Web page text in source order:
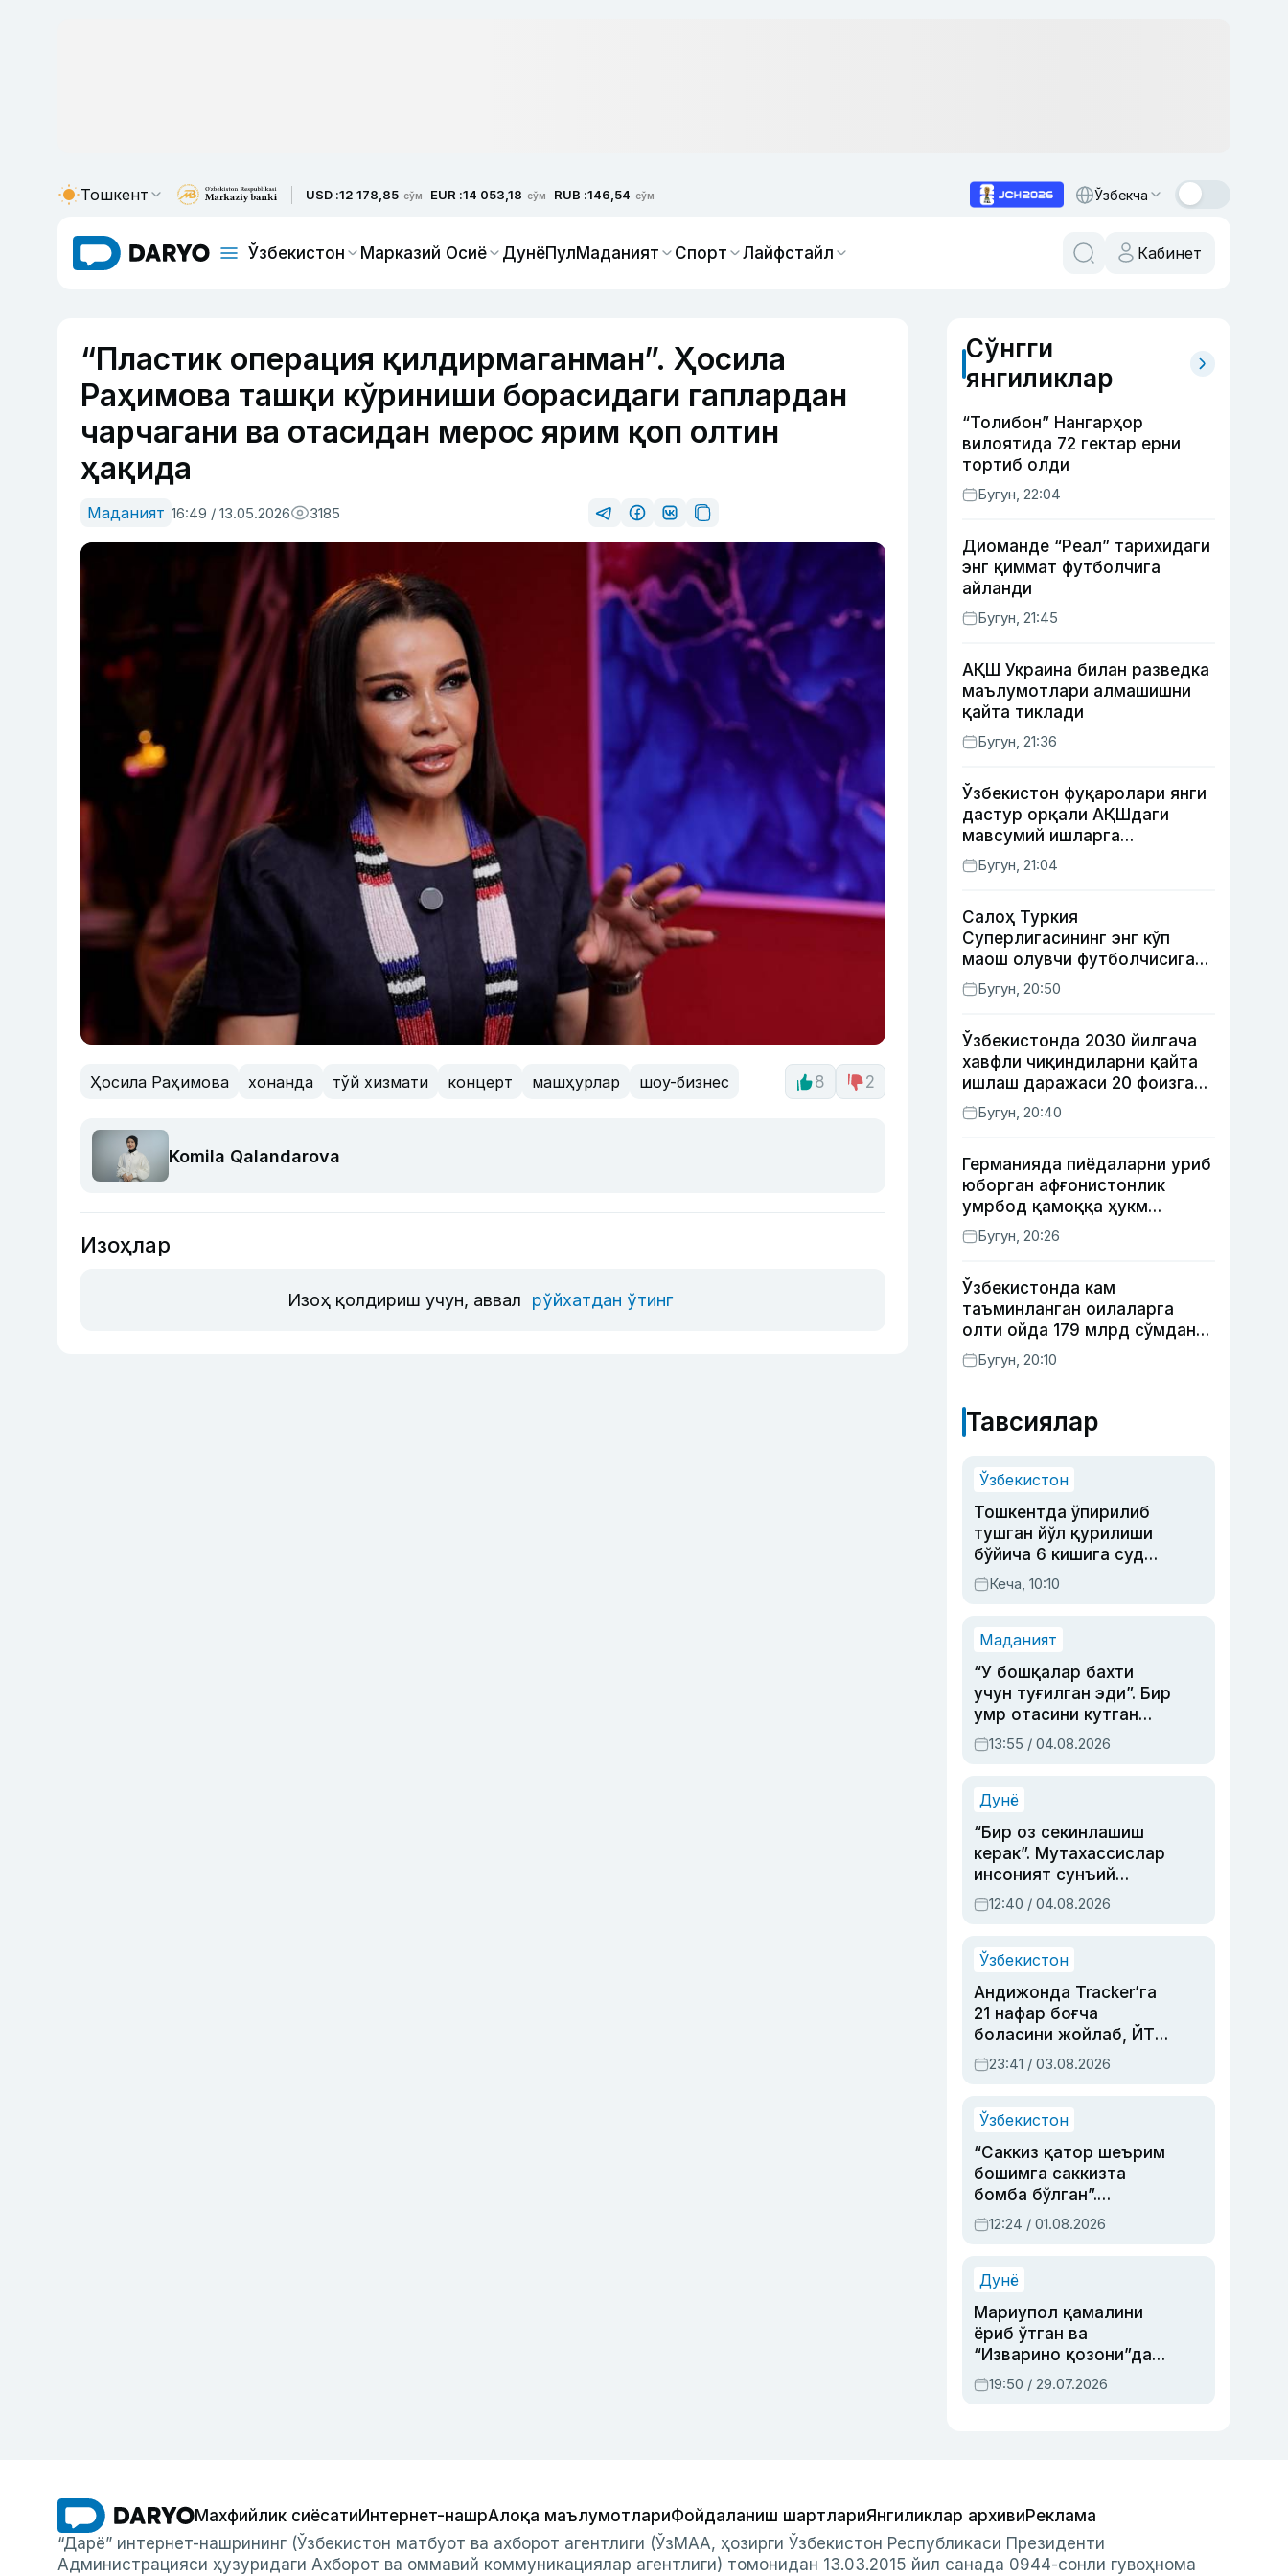
Тошкент USD :12 178,85 сўм EUR :14 053,18 сўм RUB :146,54 сўм Ўзбекча
Ўзбекистон Марказий Осиё ДунёПулМаданият Спорт Лайфстайл Кабинет
“Пластик операция қилдирмаганман”. Ҳосила
Раҳимова ташқи кўриниши борасидаги гаплардан
чарчагани ва отасидан мерос ярим қоп олтин
ҳақида
Маданият 16:49 / 13.05.2026 3185
Ҳосила Раҳимова хонанда тўй хизмати концерт машҳурлар шоу-бизнес 8 2
Komila Qalandarova
Изоҳлар
Изоҳ қолдириш учун, аввал рўйхатдан ўтинг
Сўнгги
янгиликлар
“Толибон” Нангарҳор
вилоятида 72 гектар ерни
тортиб олди
Бугун, 22:04
Диоманде “Реал” тарихидаги
энг қиммат футболчига
айланди
Бугун, 21:45
АҚШ Украина билан разведка
маълумотлари алмашишни
қайта тиклади
Бугун, 21:36
Ўзбекистон фуқаролари янги
дастур орқали АҚШдаги
мавсумий ишларга
тайёрланади ва
жойлаштирилади
Бугун, 21:04
Салоҳ Туркия
Суперлигасининг энг кўп
маош олувчи футболчисига
айланди
Бугун, 20:50
Ўзбекистонда 2030 йилгача
хавфли чиқиндиларни қайта
ишлаш даражаси 20 фоизга
етказилади
Бугун, 20:40
Германияда пиёдаларни уриб
юборган афғонистонлик
умрбод қамоққа ҳукм
қилинди
Бугун, 20:26
Ўзбекистонда кам
таъминланган оилаларга
олти ойда 179 млрд сўмдан
кўпроқ ижтимоий кешбэк
тўлаб берилди
Бугун, 20:10
Тавсиялар
Ўзбекистон
Тошкентда ўпирилиб
тушган йўл қурилиши
бўйича 6 кишига суд
ҳукми ўқилди
Кеча, 10:10
Маданият
“У бошқалар бахти
учун туғилган эди”. Бир
умр отасини кутган
актриса ва дубльяж
устаси Римма
синовларга тўла ҳаёти
13:55 / 04.08.2026
Дунё
“Бир оз секинлашиш
керак”. Мутахассислар
инсоният сунъий
интеллектни бошқара
олмай қолишидан
12:40 / 04.08.2026
Ўзбекистон
Андижонда Tracker’га
21 нафар боғча
боласини жойлаб, ЙТҲ
содир этган аёлга суд
ҳукми ўқилди
23:41 / 03.08.2026
Ўзбекистон
“Саккиз қатор шеърим
бошимга саккизта
бомба бўлган”.
Абдулла Ориповни
сиёсий айбловлардан
12:24 / 01.08.2026
Дунё
Мариупол қамалини
ёриб ўтган ва
“Изварино қозони”дан
чиққан қаҳрамон —
Украина армияси бош
19:50 / 29.07.2026
Махфийлик сиёсатиИнтернет-нашрАлоқа маълумотлариФойдаланиш шартлариЯнгиликлар архивиРеклама
“Дарё” интернет-нашрининг (Ўзбекистон матбуот ва ахборот агентлиги (ЎзМАА, ҳозирги Ўзбекистон Республикаси Президенти
Администрацияси ҳузуридаги Ахборот ва оммавий коммуникациялар агентлиги) томонидан 13.03.2015 йил санада 0944-сонли гувоҳнома